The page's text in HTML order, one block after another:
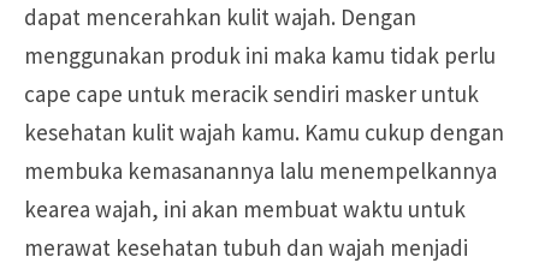
dapat mencerahkan kulit wajah. Dengan
menggunakan produk ini maka kamu tidak perlu
cape cape untuk meracik sendiri masker untuk
kesehatan kulit wajah kamu. Kamu cukup dengan
membuka kemasanannya lalu menempelkannya
kearea wajah, ini akan membuat waktu untuk
merawat kesehatan tubuh dan wajah menjadi